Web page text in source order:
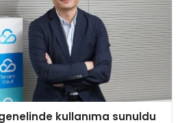
kullanıma sunuldu